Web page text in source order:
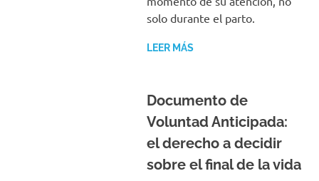
solo durante el parto.
LEER MÁS
Documento de
Voluntad Anticipada:
el derecho a decidir
sobre el final de la vida